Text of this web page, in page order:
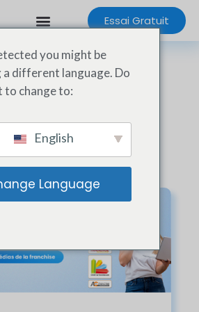
Essai Gratuit
📣
innovations
du secteurs de la
you might be
a different language. Do
to change to:
English
Language